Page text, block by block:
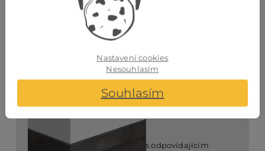
barevnostně sladěné příslušenství
Podlahová lišta
Soklová lišta
Kámen sopečný
QSVSK40231
soklová lišta s odpovídajícím
Nastavení cookies
Nesouhlasím
Souhlasím